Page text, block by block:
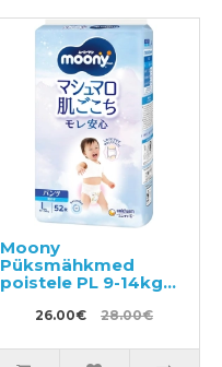
Moony
Püksmähkmed
poistele PL 9-14kg
26.00€ 28.00€